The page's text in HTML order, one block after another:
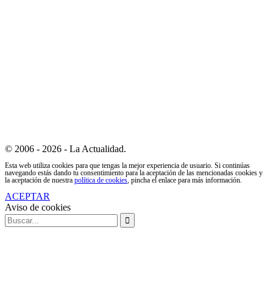
© 2006 - 2026 - La Actualidad.
Esta web utiliza cookies para que tengas la mejor experiencia de usuario. Si continúas
navegando estás dando tu consentimiento para la aceptación de las mencionadas cookies y
la aceptación de nuestra política de cookies, pincha el enlace para más información.
ACEPTAR
Aviso de cookies